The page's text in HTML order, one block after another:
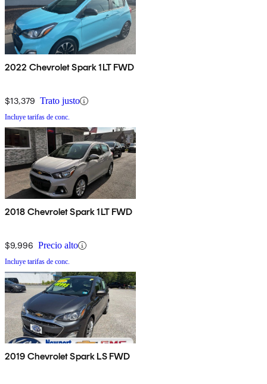
2022 Chevrolet Spark 1LT FWD
$13,379 Trato justo
Incluye tarifas de conc.
2018 Chevrolet Spark 1LT FWD
$9,996 Precio alto
Incluye tarifas de conc.
2019 Chevrolet Spark LS FWD